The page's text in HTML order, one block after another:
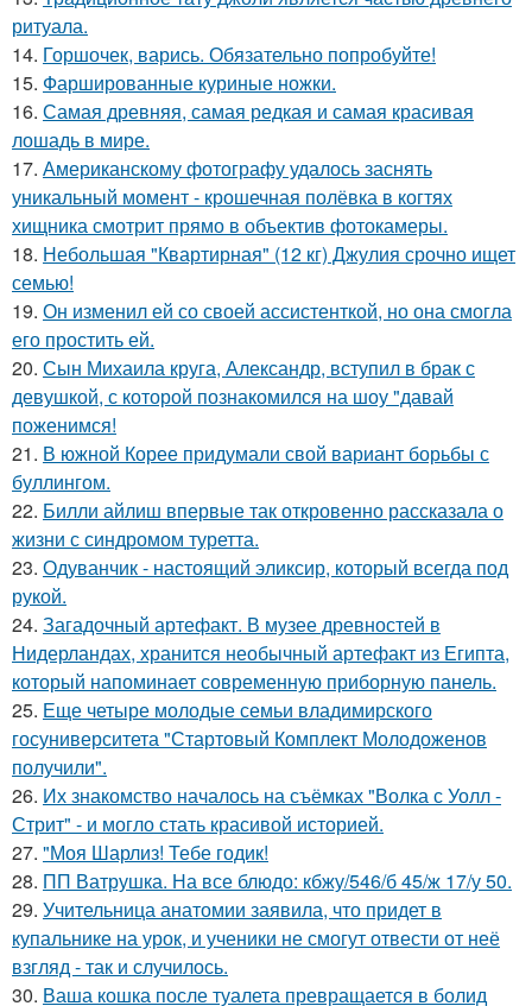
ритуала.
14. Горшочек, варись. Обязательно попробуйте!
15. Фаршированные куриные ножки.
16. Самая древняя, самая редкая и самая красивая
лошадь в мире.
17. Американскому фотографу удалось заснять
уникальный момент - крошечная полёвка в когтях
хищника смотрит прямо в объектив фотокамеры.
18. Небольшая "Квартирная" (12 кг) Джулия срочно ищет
семью!
19. Он изменил ей со своей ассистенткой, но она смогла
его простить ей.
20. Сын Михаила круга, Александр, вступил в брак с
девушкой, с которой познакомился на шоу "давай
поженимся!
21. В южной Корее придумали свой вариант борьбы с
буллингом.
22. Билли айлиш впервые так откровенно рассказала о
жизни с синдромом туретта.
23. Одуванчик - настоящий эликсир, который всегда под
рукой.
24. Загадочный артефакт. В музее древностей в
Нидерландах, хранится необычный артефакт из Египта,
который напоминает современную приборную панель.
25. Еще четыре молодые семьи владимирского
госуниверситета "Стартовый Комплект Молодоженов
получили".
26. Их знакомство началось на съёмках "Волка с Уолл -
Стрит" - и могло стать красивой историей.
27. "Моя Шарлиз! Тебе годик!
28. ПП Ватрушка. На все блюдо: кбжу/546/б 45/ж 17/у 50.
29. Учительница анатомии заявила, что придет в
купальнике на урок, и ученики не смогут отвести от неё
взгляд - так и случилось.
30. Ваша кошка после туалета превращается в болид